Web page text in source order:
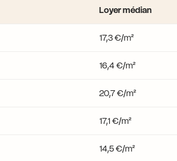
Loyer médian
17,3 €/m²
16,4 €/m²
20,7 €/m²
17,1 €/m²
14,5 €/m²